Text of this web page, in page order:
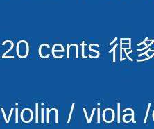
20 cents 很
violin / viola